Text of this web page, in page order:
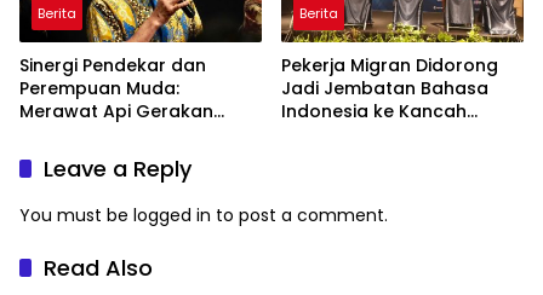
Berita
Sinergi Pendekar dan
Perempuan Muda:
Merawat Api Gerakan
Berita
Pekerja Migran Didorong
Jadi Jembatan Bahasa
Indonesia ke Kancah
Leave a Reply
You must be logged in to post a comment.
Read Also